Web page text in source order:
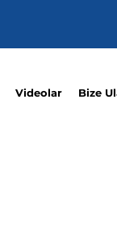
Videolar Bize